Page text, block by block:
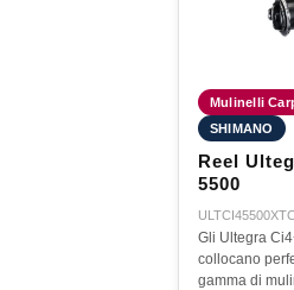
Mulinelli
SHIMANO
Reel
5500
Gli Ultegra
collocano
gamma di